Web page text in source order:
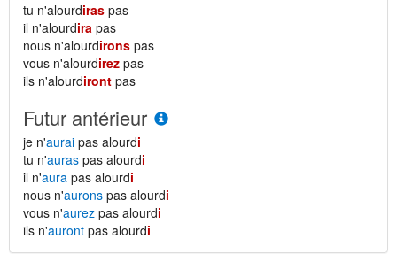
tu n'alourdiras pas
il n'alourdira pas
nous n'alourdirons pas
vous n'alourdirez pas
ils n'alourdiront pas
Futur antérieur
je n'aurai pas alourdi
tu n'auras pas alourdi
il n'aura pas alourdi
nous n'aurons pas alourdi
vous n'aurez pas alourdi
ils n'auront pas alourdi